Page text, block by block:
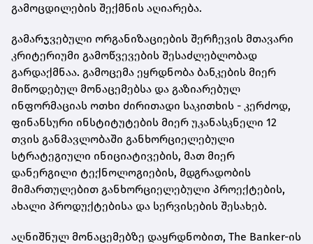
გამოცდილების შექმნის აღიარება.
გამარჯვებული ორგანიზაციების შერჩევის მთავარი
კრიტერიუმი გამოწვევების შესაძლებლობად
გარდაქმნაა. გამოცემა ეყრდნობა ბანკების მიერ
მიწოდებულ მონაცემებსა და გაზიარებულ
ინფორმაციას ოთხი ძირითადი საკითხის - კერძოდ,
ფინანსური ინსტიტუტების მიერ უკანასკნელი 12
თვის განმავლობაში განხორციელებული
სტრატეგიული ინიციატივების, მათ მიერ
დანერგილი ტექნოლოგიების, მდგრადობის
მიმართულებით განხორციელებული პროექტების,
ახალი პროდუქტებისა და სერვისების შესახებ.
აღნიშნულ მონაცემებზე დაყრდნობით, The Banker-ის